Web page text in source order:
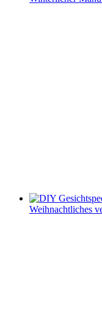
Weihnachtliches